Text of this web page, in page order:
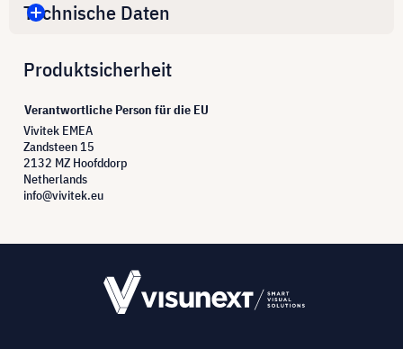
Technische Daten
Produktsicherheit
Verantwortliche Person für die EU
Vivitek EMEA
Zandsteen 15
2132 MZ Hoofddorp
Netherlands
info@vivitek.eu